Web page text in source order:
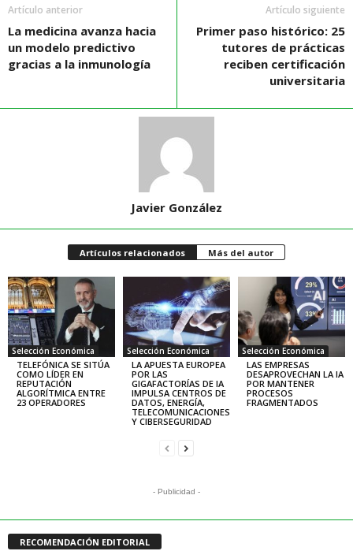
Artículo anterior
La medicina avanza hacia
un modelo predictivo
gracias a la inmunología
Artículo siguiente
Primer paso histórico: 25
tutores de prácticas
reciben certificación
universitaria
Javier González
Artículos relacionados Más del autor
Selección Económica
TELEFÓNICA SE SITÚA
COMO LÍDER EN
REPUTACIÓN
ALGORÍTMICA ENTRE
23 OPERADORES
Selección Económica
LA APUESTA EUROPEA
POR LAS
GIGAFACTORÍAS DE IA
IMPULSA CENTROS DE
DATOS, ENERGÍA,
TELECOMUNICACIONES
Y CIBERSEGURIDAD
Selección Económica
LAS EMPRESAS
DESAPROVECHAN LA IA
POR MANTENER
PROCESOS
FRAGMENTADOS
- Publicidad -
RECOMENDACIÓN EDITORIAL